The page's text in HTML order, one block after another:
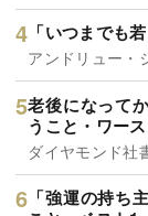
「いつまでも
アンドリュー・
老後になって
うこと・ワー
ダイヤモンド社
「強運の持ち